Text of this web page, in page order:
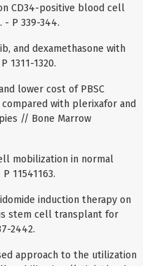
CD34-positive blood cell
P 339-344.
and dexamethasone with
1311-1320.
lower cost of PBSC
with plerixafor and
// Bone Marrow
mobilization in normal
11541163.
induction therapy on
stem cell transplant for
2442.
approach to the utilization